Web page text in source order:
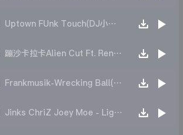
【沈风单曲】Uptown FUnk Touch(DJ小桐 Mix）
【沈风外文】蹦沙卡拉卡Alien Cut Ft. Renee - Boom最终(DJ杰森Mix)
【沈风外文】Frankmusik-Wrecking Ball(Dj方旭 Mix)
【沈风外文】Jinks ChriZ Joey Moe - Lighters Up(Dj.阿洋 Extended Mix)